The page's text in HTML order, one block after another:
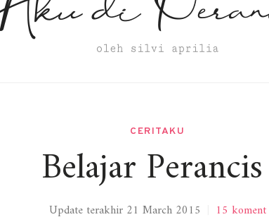
CERITAKU
Belajar Perancis
Update terakhir 21 March 2015 15 koment